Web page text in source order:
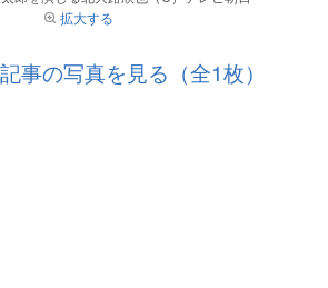
拡大する
事の写真を見る（全1枚）